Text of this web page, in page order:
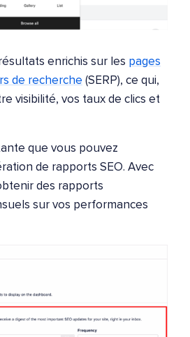
enrichis sur les pages
de recherche (SERP), ce qui,
visibilité, vos taux de clics et
que vous pouvez
de rapports SEO. Avec
des rapports
sur vos performances